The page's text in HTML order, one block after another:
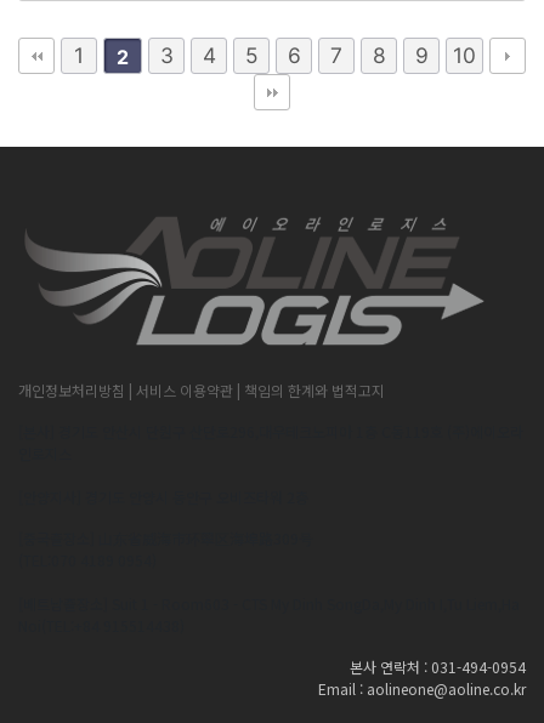
1 2 3 4 5 6 7 8 9 10
개인정보처리방침 | 서비스 이용약관 | 책임의 한계와 법적고지
본사 연락처 : 031-494-0954
Email : aolineone@aoline.co.kr